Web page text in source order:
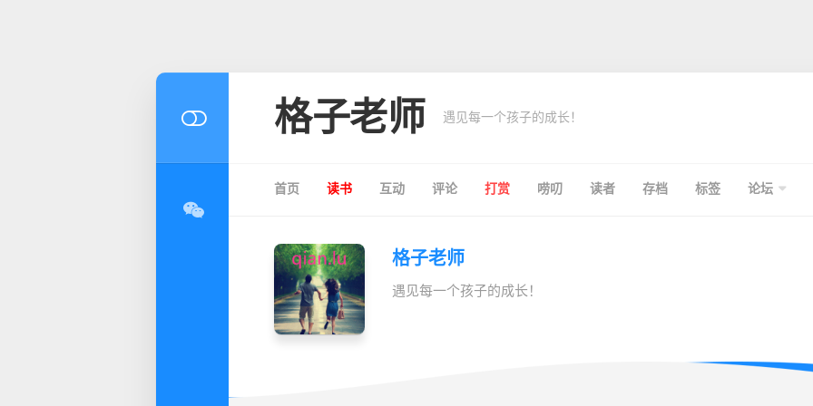
格子老师 遇见每一个孩子的成长！
首页 读书 互动 评论 打赏 唠叨 读者 存档 标签 论坛
格子老师
遇见每一个孩子的成长！